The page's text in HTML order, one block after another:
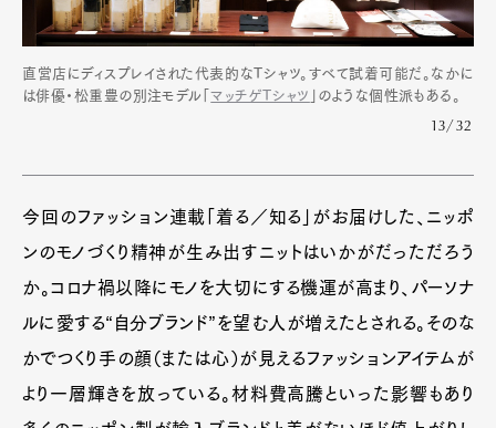
直営店にディスプレイされた代表的なTシャツ。すべて試着可能だ。なかに
は俳優・松重豊の別注モデル「マッチゲTシャツ 」のような個性派もある。
13/32
今回のファッション連載「着る／知る」がお届けした、ニッポ
ンのモノづくり精神が生み出すニットはいかがだっただろう
か。コロナ禍以降にモノを大切にする機運が高まり、パーソナ
ルに愛する“自分ブランド”を望む人が増えたとされる。そのな
かでつくり手の顔（または心）が見えるファッションアイテムが
より一層輝きを放っている。材料費高騰といった影響もあり